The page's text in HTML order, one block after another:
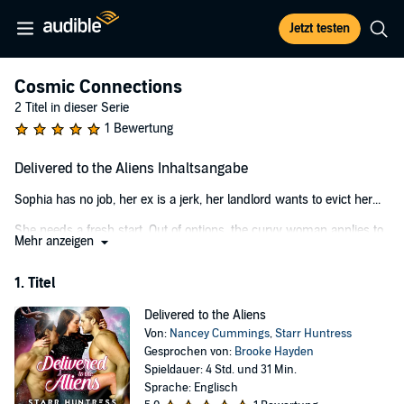
Jetzt testen
Cosmic Connections
2 Titel in dieser Serie
1 Bewertung
Delivered to the Aliens Inhaltsangabe
Sophia has no job, her ex is a jerk, her landlord wants to evict her...
She needs a fresh start. Out of options, the curvy woman applies to
an interstellar mail-order bride agency. She’s sent to a rough planet
horned alien warrior to whom she’s promised. Quickly she
muscular warriors. Even more surprising is the undeniable pull she
feels toward her “husbands.”
Warriors Alton and Zan share everything and they need a mate.
Protecting civilian settlements from the dangers of their world is
Mehr anzeigen
1. Titel
Delivered to the Aliens
Von: Nancey Cummings,Starr Huntress
Gesprochen von: Brooke Hayden
Spieldauer: 4 Std. und 31 Min.
Sprache: Englisch